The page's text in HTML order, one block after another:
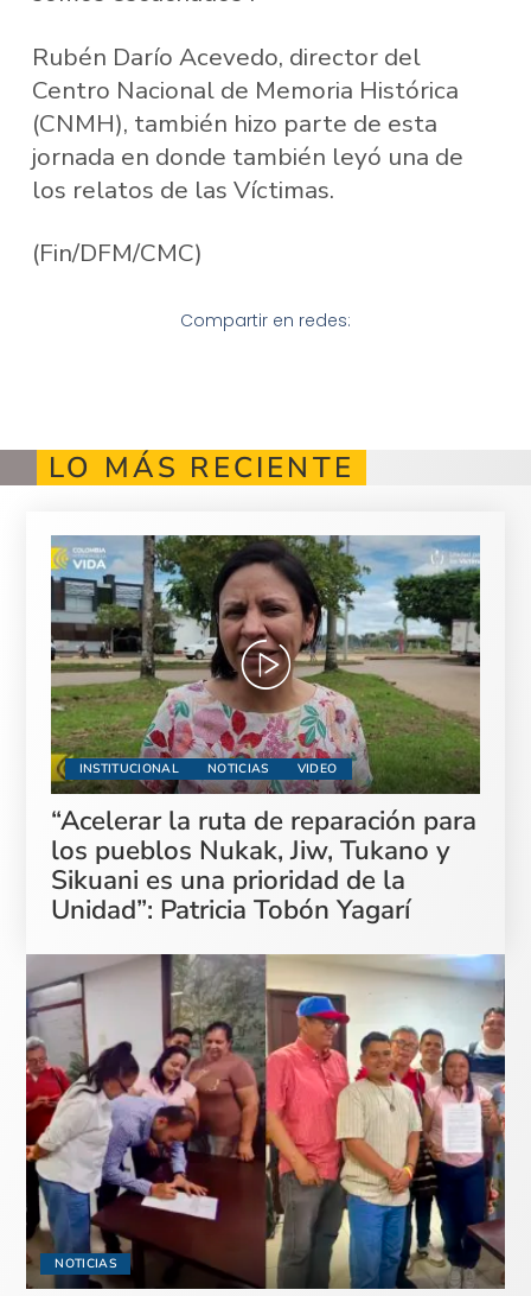
Rubén Darío Acevedo, director del
Centro Nacional de Memoria Histórica
(CNMH), también hizo parte de esta
jornada en donde también leyó una de
los relatos de las Víctimas.
(Fin/DFM/CMC)
Compartir en redes:
LO MÁS RECIENTE
INSTITUCIONAL NOTICIAS VIDEO
“Acelerar la ruta de reparación para
los pueblos Nukak, Jiw, Tukano y
Sikuani es una prioridad de la
Unidad”: Patricia Tobón Yagarí
NOTICIAS